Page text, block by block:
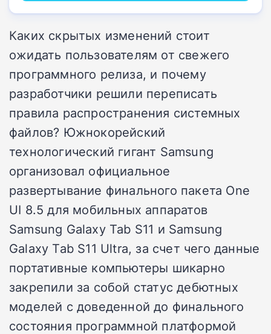
Каких скрытых изменений стоит
ожидать пользователям от свежего
программного релиза, и почему
разработчики решили переписать
правила распространения системных
файлов? Южнокорейский
технологический гигант Samsung
организовал официальное
развертывание финального пакета One
UI 8.5 для мобильных аппаратов
Samsung Galaxy Tab S11 и Samsung
Galaxy Tab S11 Ultra, за счет чего данные
портативные компьютеры шикарно
закрепили за собой статус дебютных
моделей с доведенной до финального
состояния программной платформой